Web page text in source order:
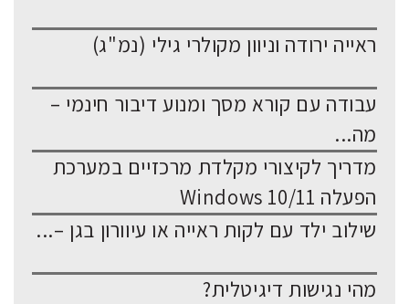
ראייה ירודה וניוון מקולרי גילי (נמ"ג)
עבודה עם קורא מסך ומנוע דיבור חינמי –
מה...
מדריך לקיצורי מקלדת מרכזיים במערכת
הפעלה Windows 10/11
שילוב ילד עם לקות ראייה או עיוורון בגן –...
מהי נגישות דיגיטלית?